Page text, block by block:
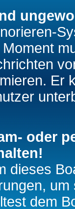
Er
oder
dieses
dem